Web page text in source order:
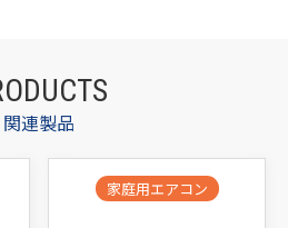
関連製品
家庭用エアコン